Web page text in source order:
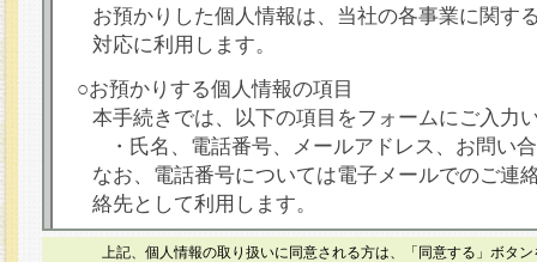
お預かりした個人情報は、当社の各事業に関す
対応に利用します。
○お預かりする個人情報の項目
本手続きでは、以下の項目をフォームにご入力
・氏名、電話番号、メールアドレス、お問い
なお、電話番号については電子メールでのご連
絡先として利用します。
○本人が容易に認識できない方法による個人情報
上記、個人情報の取り扱いに同意される方は、「同意する」ボタ